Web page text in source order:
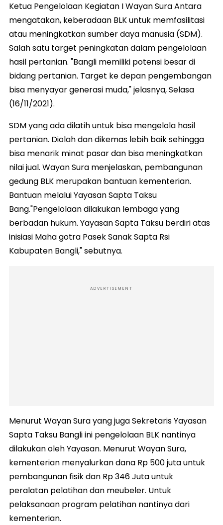
Ketua Pengelolaan Kegiatan I Wayan Sura Antara
mengatakan, keberadaan BLK untuk memfasilitasi
atau meningkatkan sumber daya manusia (SDM).
Salah satu target peningkatan dalam pengelolaan
hasil pertanian. "Bangli memiliki potensi besar di
bidang pertanian. Target ke depan pengembangan
bisa menyayar generasi muda," jelasnya, Selasa
(16/11/2021).
SDM yang ada dilatih untuk bisa mengelola hasil
pertanian. Diolah dan dikemas lebih baik sehingga
bisa menarik minat pasar dan bisa meningkatkan
nilai jual. Wayan Sura menjelaskan, pembangunan
gedung BLK merupakan bantuan kementerian.
Bantuan melalui Yayasan Sapta Taksu
Bang."Pengelolaan dilakukan lembaga yang
berbadan hukum. Yayasan Sapta Taksu berdiri atas
inisiasi Maha gotra Pasek Sanak Sapta Rsi
Kabupaten Bangli," sebutnya.
ADVERTISEMENT
Menurut Wayan Sura yang juga Sekretaris Yayasan
Sapta Taksu Bangli ini pengelolaan BLK nantinya
dilakukan oleh Yayasan. Menurut Wayan Sura,
kementerian menyalurkan dana Rp 500 juta untuk
pembangunan fisik dan Rp 346 Juta untuk
peralatan pelatihan dan meubeler. Untuk
pelaksanaan program pelatihan nantinya dari
kementerian.